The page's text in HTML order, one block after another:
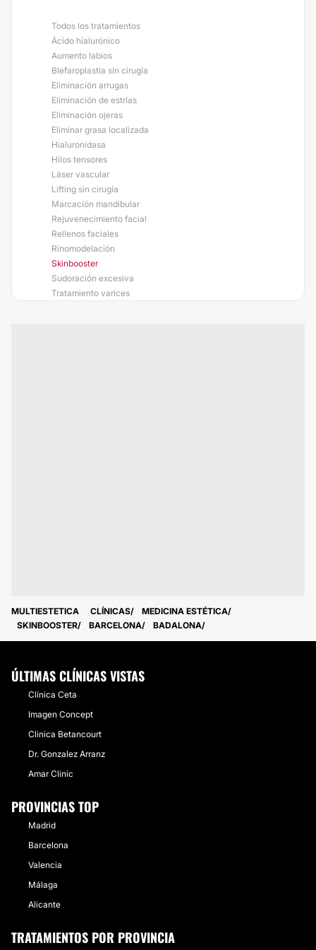
Todos los tratamientos
Ácido hialurónico
Aumento labios
Blefaroplastia sin cirugía
Eliminación arrugas
Eliminación de estrías
Eliminación ojeras
Eliminar grasa localizada
Hialuronidasa
Hilos tensores
Láser vascular
Lifting sin cirugía
Marcación mandibular
Rejuvenecimiento facial
Rellenos faciales
Rinomodelación
Skinbooster
Sudoración excesiva
Tratamiento varices
MULTIESTETICA CLÍNICAS
MEDICINA ESTÉTICA
SKINBOOSTER
BARCELONA BADALONA
ÚLTIMAS CLÍNICAS VISTAS
Clínica Ceta
Imagen Concept
Clinica Betancourt
Dr. Gonzalez Arranz
Amar Clinic
PROVINCIAS TOP
Madrid
Barcelona
Valencia
Málaga
Alicante
TRATAMIENTOS POR PROVINCIA